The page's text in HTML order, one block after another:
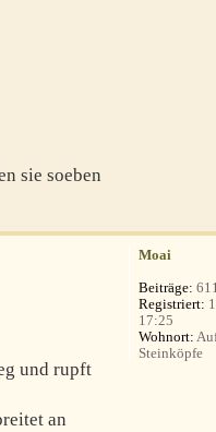
sie soeben
und rupft
an
Moai
Beiträge:
Registriert:
17:25
Wohnort:
Steinköpfe